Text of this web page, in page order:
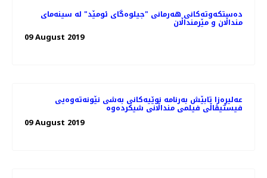
ده‌ستکه‌وته‌کانی هه‌رمانی "جیلوه‌گای ئومێد" له‌ سینه‌مای
منداڵان و مێرمنداڵان
09 August 2019
عه‌لیڕه‌زا تابێش به‌رنامه‌ نوێیه‌کانی به‌شی نێونه‌ته‌وه‌یی
09 August 2019